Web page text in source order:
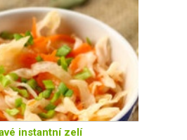
instantní zelí